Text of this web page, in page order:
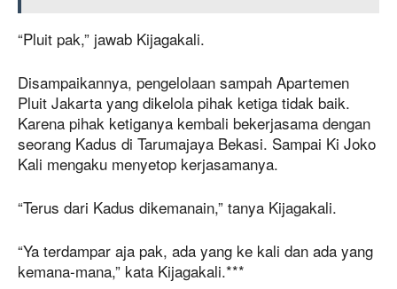
“Pluit pak,” jawab Kijagakali.
Disampaikannya, pengelolaan sampah Apartemen
Pluit Jakarta yang dikelola pihak ketiga tidak baik.
Karena pihak ketiganya kembali bekerjasama dengan
seorang Kadus di Tarumajaya Bekasi. Sampai Ki Joko
Kali mengaku menyetop kerjasamanya.
“Terus dari Kadus dikemanain,” tanya Kijagakali.
“Ya terdampar aja pak, ada yang ke kali dan ada yang
kemana-mana,” kata Kijagakali.***